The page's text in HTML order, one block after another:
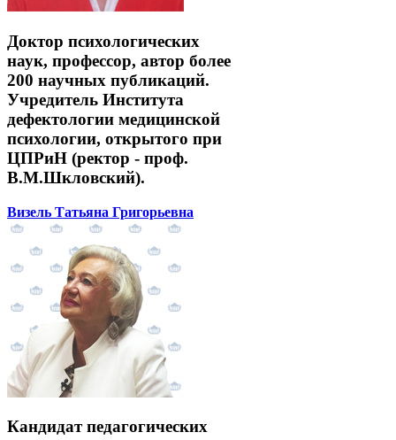
Доктор психологических
наук, профессор, автор более
200 научных публикаций.
Учредитель Института
дефектологии медицинской
психологии, открытого при
ЦПРиН (ректор - проф.
В.М.Шкловский).
Визель Татьяна Григорьевна
Кандидат педагогических